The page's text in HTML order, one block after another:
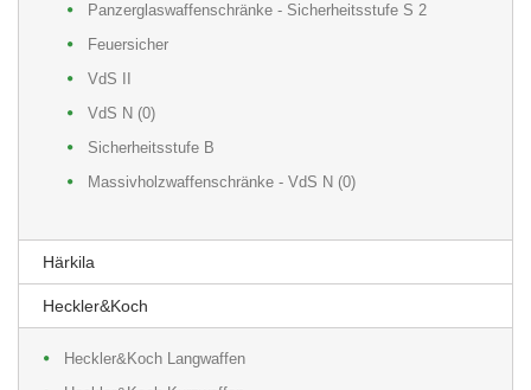
Panzerglaswaffenschränke - Sicherheitsstufe S 2
Feuersicher
VdS II
VdS N (0)
Sicherheitsstufe B
Massivholzwaffenschränke - VdS N (0)
Härkila
Heckler&Koch
Heckler&Koch Langwaffen